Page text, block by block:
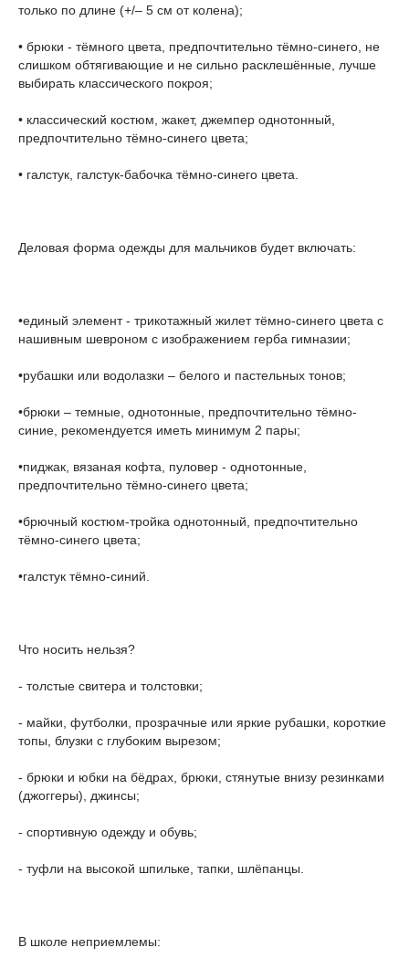
только по длине (+/– 5 см от колена);
• брюки - тёмного цвета, предпочтительно тёмно-синего, не
слишком обтягивающие и не сильно расклешённые, лучше
выбирать классического покроя;
• классический костюм, жакет, джемпер однотонный,
предпочтительно тёмно-синего цвета;
• галстук, галстук-бабочка тёмно-синего цвета.
Деловая форма одежды для мальчиков будет включать:
•единый элемент - трикотажный жилет тёмно-синего цвета с
нашивным шевроном с изображением герба гимназии;
•рубашки или водолазки – белого и пастельных тонов;
•брюки – темные, однотонные, предпочтительно тёмно-
синие, рекомендуется иметь минимум 2 пары;
•пиджак, вязаная кофта, пуловер - однотонные,
предпочтительно тёмно-синего цвета;
•брючный костюм-тройка однотонный, предпочтительно
тёмно-синего цвета;
•галстук тёмно-синий.
Что носить нельзя?
- толстые свитера и толстовки;
- майки, футболки, прозрачные или яркие рубашки, короткие
топы, блузки с глубоким вырезом;
- брюки и юбки на бёдрах, брюки, стянутые внизу резинками
(джоггеры), джинсы;
- спортивную одежду и обувь;
- туфли на высокой шпильке, тапки, шлёпанцы.
В школе неприемлемы: